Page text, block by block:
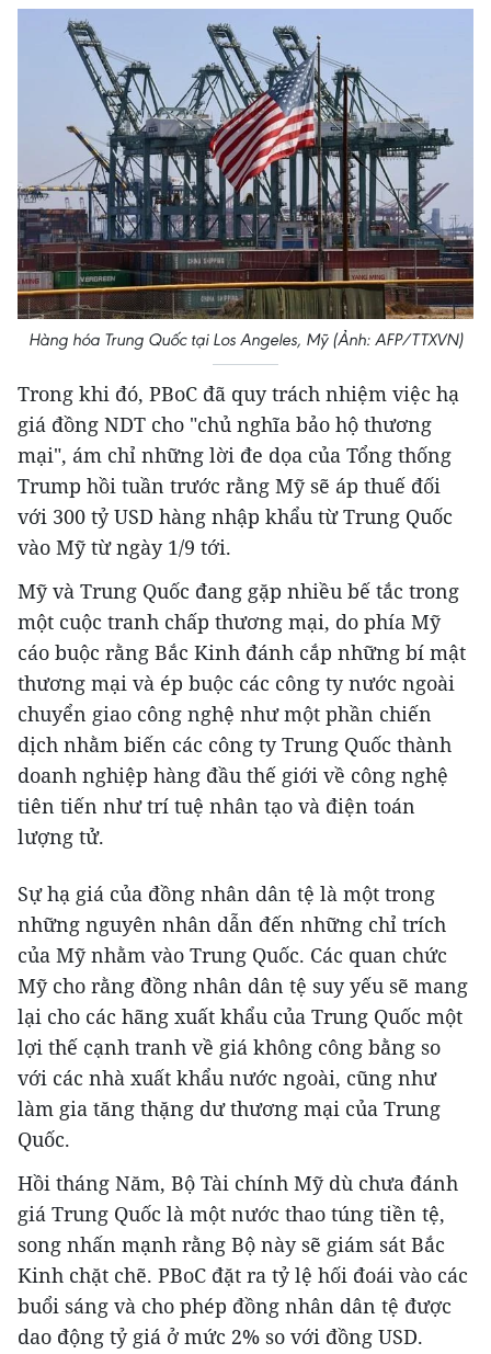
Hàng hóa Trung Quốc tại Los Angeles, Mỹ (Ảnh: AFP/TTXVN)
Trong khi đó, PBoC đã quy trách nhiệm việc hạ
giá đồng NDT cho "chủ nghĩa bảo hộ thương
mại", ám chỉ những lời đe dọa của Tổng thống
Trump hồi tuần trước rằng Mỹ sẽ áp thuế đối
với 300 tỷ USD hàng nhập khẩu từ Trung Quốc
vào Mỹ từ ngày 1/9 tới.
Mỹ và Trung Quốc đang gặp nhiều bế tắc trong
một cuộc tranh chấp thương mại, do phía Mỹ
cáo buộc rằng Bắc Kinh đánh cắp những bí mật
thương mại và ép buộc các công ty nước ngoài
chuyển giao công nghệ như một phần chiến
dịch nhằm biến các công ty Trung Quốc thành
doanh nghiệp hàng đầu thế giới về công nghệ
tiên tiến như trí tuệ nhân tạo và điện toán
lượng tử.
Sự hạ giá của đồng nhân dân tệ là một trong
những nguyên nhân dẫn đến những chỉ trích
của Mỹ nhằm vào Trung Quốc. Các quan chức
Mỹ cho rằng đồng nhân dân tệ suy yếu sẽ mang
lại cho các hãng xuất khẩu của Trung Quốc một
lợi thế cạnh tranh về giá không công bằng so
với các nhà xuất khẩu nước ngoài, cũng như
làm gia tăng thặng dư thương mại của Trung
Quốc.
Hồi tháng Năm, Bộ Tài chính Mỹ dù chưa đánh
giá Trung Quốc là một nước thao túng tiền tệ,
song nhấn mạnh rằng Bộ này sẽ giám sát Bắc
Kinh chặt chẽ. PBoC đặt ra tỷ lệ hối đoái vào các
buổi sáng và cho phép đồng nhân dân tệ được
dao động tỷ giá ở mức 2% so với đồng USD.